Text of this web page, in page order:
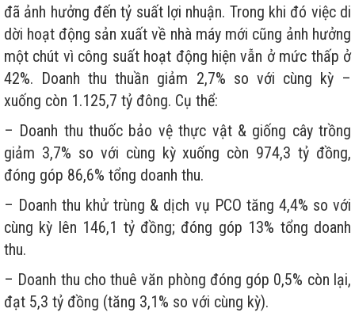
đã ảnh hưởng đến tỷ suất lợi nhuận. Trong khi đó việc di
dời hoạt động sản xuất về nhà máy mới cũng ảnh hưởng
một chút vì công suất hoạt động hiện vẫn ở mức thấp ở
42%. Doanh thu thuần giảm 2,7% so với cùng kỳ –
xuống còn 1.125,7 tỷ đông. Cụ thể:
– Doanh thu thuốc bảo vệ thực vật & giống cây trồng
giảm 3,7% so với cùng kỳ xuống còn 974,3 tỷ đồng,
đóng góp 86,6% tổng doanh thu.
– Doanh thu khử trùng & dịch vụ PCO tăng 4,4% so với
cùng kỳ lên 146,1 tỷ đồng; đóng góp 13% tổng doanh
thu.
– Doanh thu cho thuê văn phòng đóng góp 0,5% còn lại,
đạt 5,3 tỷ đồng (tăng 3,1% so với cùng kỳ).